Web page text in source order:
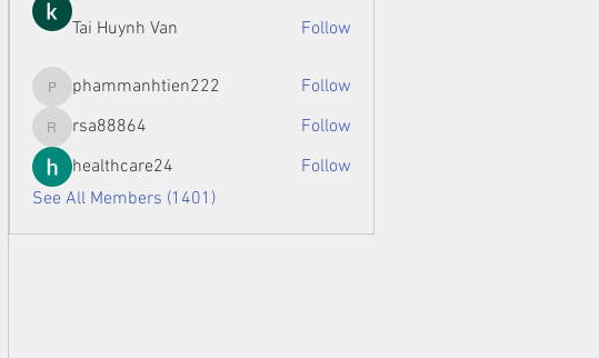
Tai Huynh Van Follow
phammanhtien222
phammanhtien222 Follow
rsa88864
rsa88864
Follow
healthcare24
Follow
See All Members (1401)